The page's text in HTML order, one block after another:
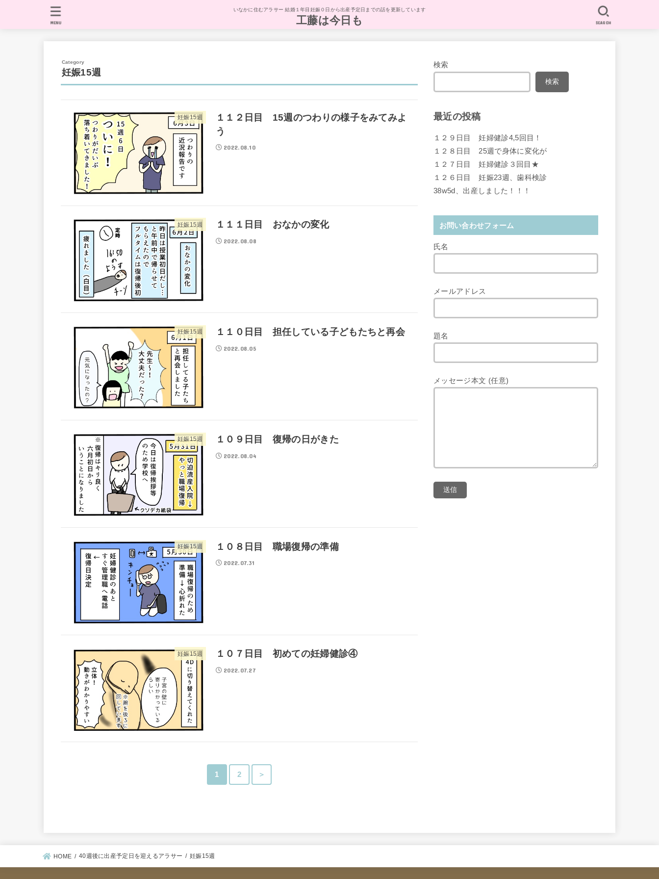
いなかに住むアラサー 結婚１年目妊娠０日から出産予定日までの話を更新しています
工藤は今日も SEARCH
MENU
妊娠15週
妊娠15週
１１２日目 15週のつわりの様子をみてみよ
う
2022.08.10
妊娠15週 １１１日目 おなかの変化
2022.08.08
妊娠15週 １１０日目 担任している子どもたちと再会
2022.08.05
妊娠15週 １０９日目 復帰の日がきた
2022.08.04
妊娠15週 １０８日目 職場復帰の準備
2022.07.31
妊娠15週 １０７日目 初めての妊婦健診④
2022.07.27
1 2 ＞
検索
検索
最近の投稿
１２９日目 妊婦健診4,5回目！
１２８日目 25週で身体に変化が
１２７日目 妊婦健診３回目★
１２６日目 妊娠23週、歯科検診
38w5d、出産しました！！！
お問い合わせフォーム
氏名
メールアドレス
題名
メッセージ本文 (任意)
HOME 40週後に出産予定日を迎えるアラサー 妊娠15週